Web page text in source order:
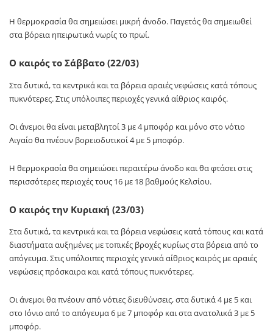
Η θερμοκρασία θα σημειώσει μικρή άνοδο. Παγετός θα σημειωθεί
στα βόρεια ηπειρωτικά νωρίς το πρωί.
Ο καιρός το Σάββατο (22/03)
Στα δυτικά, τα κεντρικά και τα βόρεια αραιές νεφώσεις κατά τόπους
πυκνότερες. Στις υπόλοιπες περιοχές γενικά αίθριος καιρός.
Οι άνεμοι θα είναι μεταβλητοί 3 με 4 μποφόρ και μόνο στο νότιο
Αιγαίο θα πνέουν βορειοδυτικοί 4 με 5 μποφόρ.
Η θερμοκρασία θα σημειώσει περαιτέρω άνοδο και θα φτάσει στις
περισσότερες περιοχές τους 16 με 18 βαθμούς Κελσίου.
Ο καιρός την Κυριακή (23/03)
Στα δυτικά, τα κεντρικά και τα βόρεια νεφώσεις κατά τόπους και κατά
διαστήματα αυξημένες με τοπικές βροχές κυρίως στα βόρεια από το
απόγευμα. Στις υπόλοιπες περιοχές γενικά αίθριος καιρός με αραιές
νεφώσεις πρόσκαιρα και κατά τόπους πυκνότερες.
Οι άνεμοι θα πνέουν από νότιες διευθύνσεις, στα δυτικά 4 με 5 και
στο Ιόνιο από το απόγευμα 6 με 7 μποφόρ και στα ανατολικά 3 με 5
μποφόρ.